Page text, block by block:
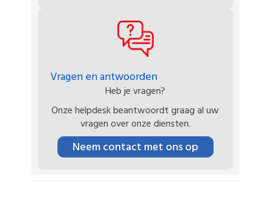
Vragen en antwoorden
Heb je vragen?
Onze helpdesk beantwoordt graag al uw
vragen over onze diensten.
Neem contact met ons op